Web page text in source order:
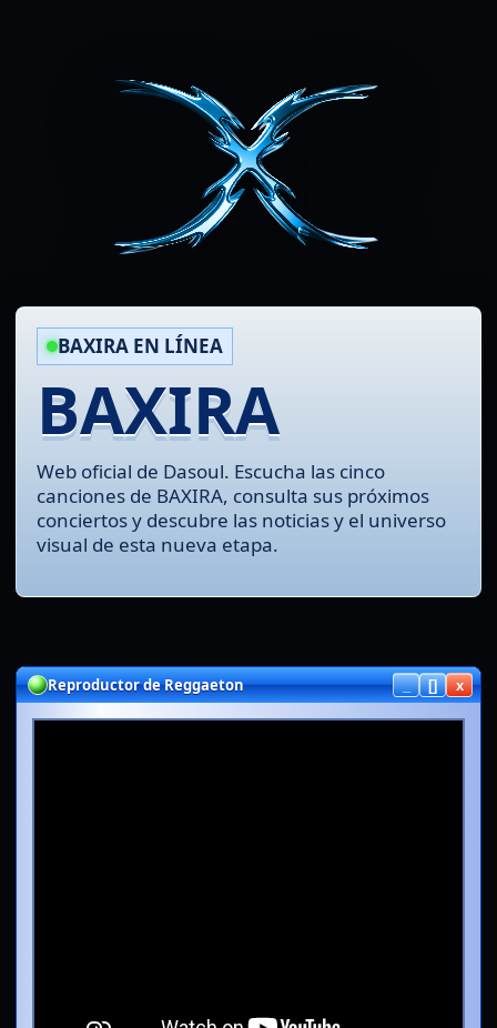
BAXIRA EN LÍNEA
BAXIRA
Web oficial de Dasoul. Escucha las cinco
canciones de BAXIRA, consulta sus próximos
conciertos y descubre las noticias y el universo
visual de esta nueva etapa.
Canciones oficiales de BAXIRA
Reproductor de Reggaeton _ [] x